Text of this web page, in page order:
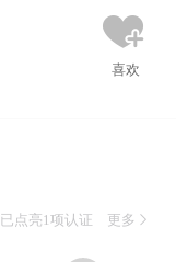
已点亮1项认证 更多